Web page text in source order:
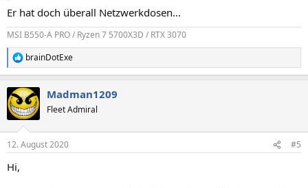
Er hat doch überall Netzwerkdosen...
MSI B550-A PRO / Ryzen 7 5700X3D / RTX 3070
R
e
k
t
i
e
:
brainDotExe
Madman1209
Fleet Admiral
12. August 2020 #5
Hi,